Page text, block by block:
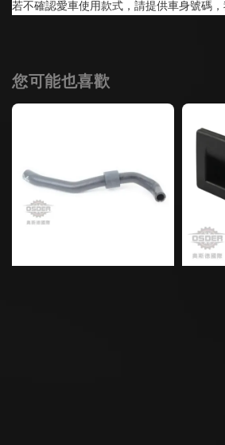
若不確認愛車使用款式，請提供車身號碼
您可能也喜歡